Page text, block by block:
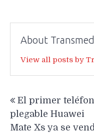
About
View all posts by
de
entradas
El primer
plegable Huawei
Mate Xs ya se